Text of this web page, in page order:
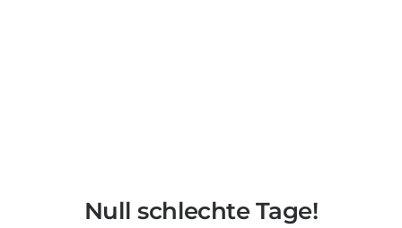
Null schlechte Tage!